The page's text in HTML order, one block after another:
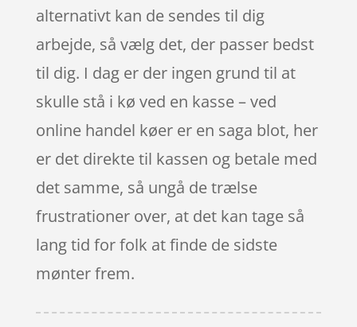
alternativt kan de sendes til dig
arbejde, så vælg det, der passer bedst
til dig. I dag er der ingen grund til at
skulle stå i kø ved en kasse – ved
online handel køer er en saga blot, her
er det direkte til kassen og betale med
det samme, så ungå de trælse
frustrationer over, at det kan tage så
lang tid for folk at finde de sidste
mønter frem.